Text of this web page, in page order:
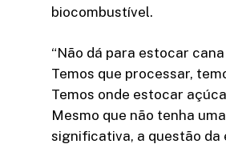
biocombustível.
“Não dá para estocar
Temos que processar,
Temos onde estocar
Mesmo que não tenha
significativa, a questão da